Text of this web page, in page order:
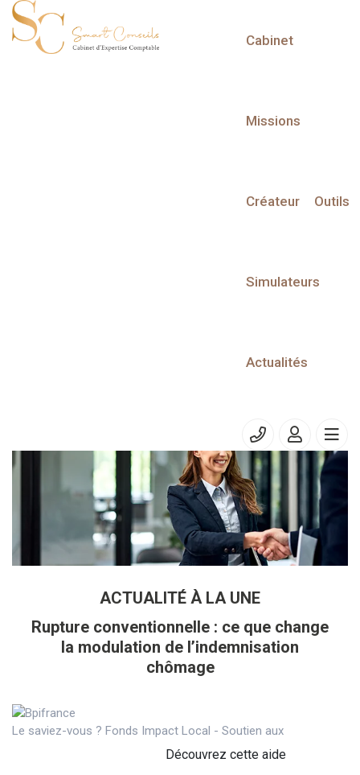
Cabinet
Missions
Créateur Outils
Simulateurs
Actualités
ACTUALITÉ À LA UNE
Rupture conventionnelle : ce que change
la modulation de l’indemnisation
chômage
Le saviez-vous ? Fonds Impact Local - Soutien aux
Découvrez cette aide